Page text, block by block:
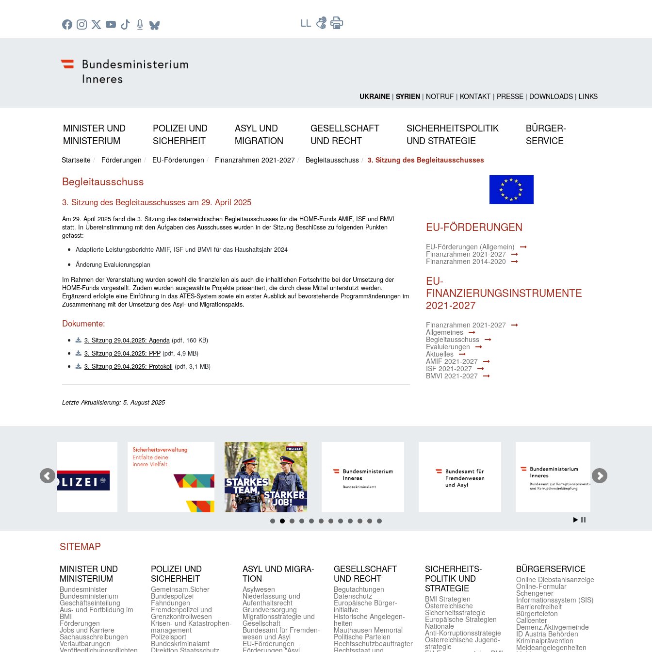
UKRAINE| SYRIEN| NOTRUF| KONTAKT| PRESSE| DOWNLOADS| LINKS
MINISTER UND
MINISTERIUM
POLIZEI UND
SICHERHEIT
ASYL UND
MIGRATION
GESELLSCHAFT
UND RECHT
SICHERHEITSPOLITIK
UND STRATEGIE
BÜRGER-
SERVICE
Startseite Förderungen EU-Förderungen Finanzrahmen 2021-2027 Begleitausschuss 3. Sitzung des Begleitausschusses
Begleitausschuss
3. Sitzung des Begleitausschusses am 29. April 2025
Am 29. April 2025 fand die 3. Sitzung des österreichischen Begleitausschusses für die HOME-Funds AMIF, ISF und BMVI
statt. In Übereinstimmung mit den Aufgaben des Ausschusses wurden in der Sitzung Beschlüsse zu folgenden Punkten
gefasst:
Adaptierte Leistungsberichte AMIF, ISF und BMVI für das Haushaltsjahr 2024
Änderung Evaluierungsplan
Im Rahmen der Veranstaltung wurden sowohl die finanziellen als auch die inhaltlichen Fortschritte bei der Umsetzung der
HOME-Funds vorgestellt. Zudem wurden ausgewählte Projekte präsentiert, die durch diese Mittel unterstützt werden.
Ergänzend erfolgte eine Einführung in das ATES-System sowie ein erster Ausblick auf bevorstehende Programmänderungen im
Zusammenhang mit der Umsetzung des Asyl- und Migrationspakts.
Dokumente:
3. Sitzung 29.04.2025: Agenda(pdf, 160 KB)
3. Sitzung 29.04.2025: PPP(pdf, 4,9 MB)
3. Sitzung 29.04.2025: Protokoll (pdf, 3,1 MB)
Letzte Aktualisierung: 5. August 2025
EU-FÖRDERUNGEN
EU-Förderungen (Allgemein)
Finanzrahmen 2021-2027
Finanzrahmen 2014-2020
EU-
FINANZIERUNGSINSTRUMENTE
2021-2027
Finanzrahmen 2021-2027
Allgemeines
Begleitausschuss
Evaluierungen
Aktuelles
AMIF 2021-2027
ISF 2021-2027
BMVI 2021-2027
SITEMAP
MINISTER UND
MINIST­ERIUM
Bundes­minister
Bundes­ministerium
Geschäfts­einteilung
Aus- und Fortbildung im
BMI
Förderungen
Jobs und Karriere
Sachaus­schreibungen
Verlautbarungen
Veröffentlichungspflichten
POLIZEI UND
SICHER­HEIT
Gemein­sam.Sicher
Bundes­polizei
Fahndungen
Fremdenpolizei und
Grenzkontrollwesen
Krisen- und Katastrophen­
management
Polizeisport
Bundes­kriminal­amt
Direktion Staats­schutz
ASYL UND MIGRA­
TION
Asyl­wesen
Nieder­lassung und
Aufent­halts­recht
Grund­versorgung
Migrations­strategie und
Gesell­schaft
Bundes­amt für Fremden­
wesen und Asyl
EU-Förde­rungen
Förderungen "Asyl,
GE­SELL­SCHAFT
UND RECHT
Begut­achtungen
Daten­schutz
Europäische Bürger­
initiative
Historische Angelegen­
heiten
Mauthausen Memorial
Politische Parteien
Rechts­schutz­beauftragter
Rechts­staat und
SICHER­HEITS­
POLITIK UND
STRATEGIE
BMI Strategien
Öster­reichische
Sicherheits­strategie
Europäische Strategien
Nationale
Anti-Korruptions­strategie
Öster­reichische Jugend­
strategie
BÜRGER­SERVICE
Online Diebstahls­anzeige
Online-Formular
Schengener
Informationssystem (SIS)
Barriere­freiheit
Bürger­telefon
Call­center
Demenz.Aktiv­gemeinde
ID Austria Behörden
Kriminal­prävention
Melde­an­ge­le­gen­heiten